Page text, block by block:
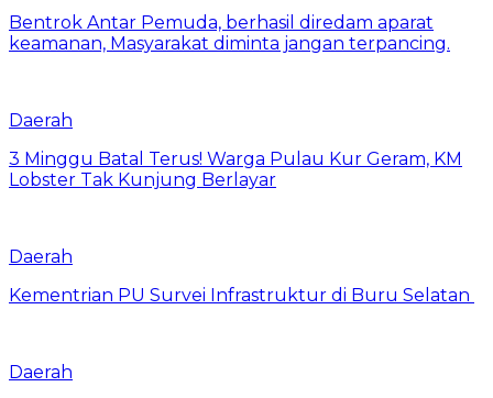
Bentrok Antar Pemuda, berhasil diredam aparat
keamanan, Masyarakat diminta jangan terpancing.
Daerah
3 Minggu Batal Terus! Warga Pulau Kur Geram, KM
Lobster Tak Kunjung Berlayar
Daerah
Kementrian PU Survei Infrastruktur di Buru Selatan
Daerah